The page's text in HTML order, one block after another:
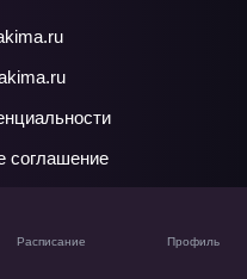
Расписание Профиль
соглашение